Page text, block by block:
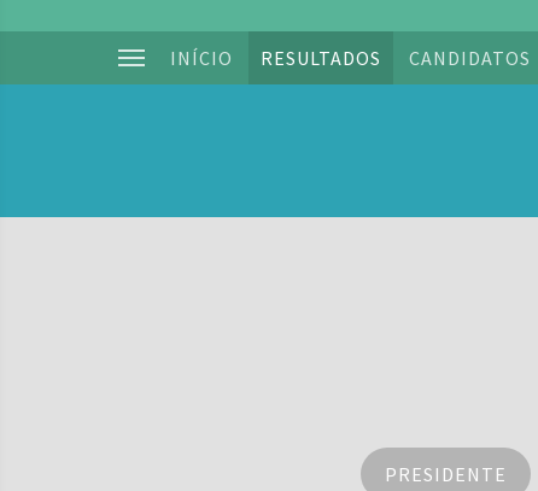
INÍCIO RESULTADOS CANDIDATOS
PRESIDENTE